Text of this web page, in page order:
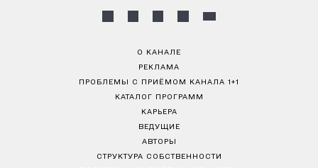
О КАНАЛЕ
РЕКЛАМА
ПРОБЛЕМЫ С ПРИЁМОМ КАНАЛА 1+1
КАТАЛОГ ПРОГРАММ
КАРЬЕРА
ВЕДУЩИЕ
АВТОРЫ
СТРУКТУРА СОБСТВЕННОСТИ